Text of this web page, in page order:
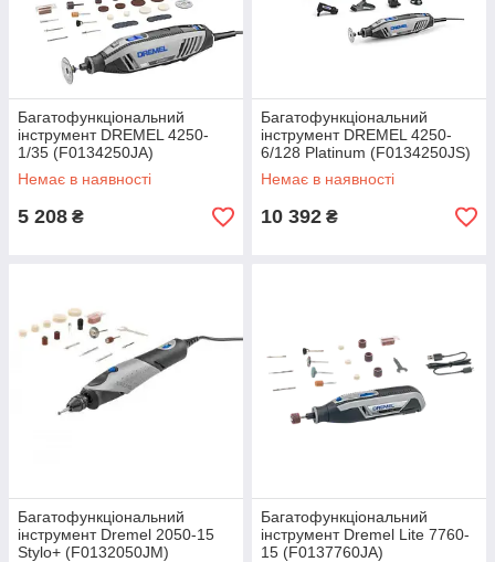
Багатофункціональний
інструмент DREMEL 4250-
1/35 (F0134250JA)
Немає в наявності
5 208 ₴
Багатофункціональний
інструмент DREMEL 4250-
6/128 Platinum (F0134250JS)
Немає в наявності
10 392 ₴
Багатофункціональний
інструмент Dremel 2050-15
Stylo+ (F0132050JM)
Багатофункціональний
інструмент Dremel Lite 7760-
15 (F0137760JA)